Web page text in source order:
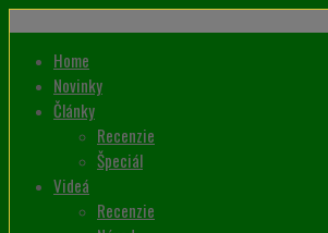
Home
Novinky
Články
Recenzie
Špeciál
Videá
Recenzie